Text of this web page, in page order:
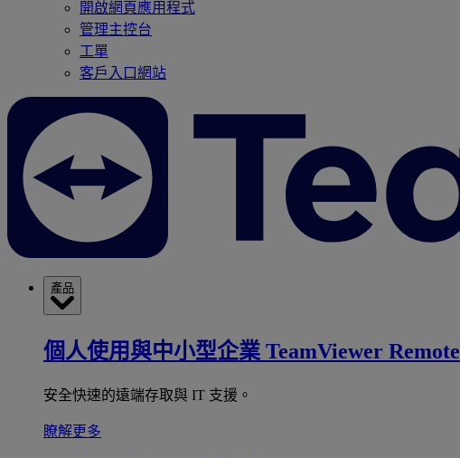
開啟網頁應用程式
管理主控台
工單
客戶入口網站
產品
個人使用與中小型企業 TeamViewer Remote
安全快速的遠端存取與 IT 支援。
瞭解更多